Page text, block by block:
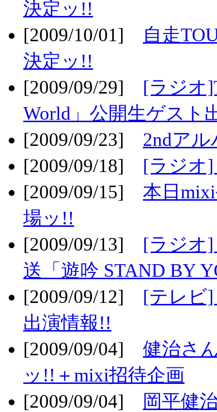
決定ッ!!
[2009/10/01]
自走
決定ッ!!
[2009/09/29] [ラジオ
World」公開生ゲスト
[2009/09/23] 2ndア
[2009/09/18] [ラジオ
[2009/09/15] 本日
場ッ!!
[2009/09/13] [ラジオ]
送「遊吟 STAND BY
[2009/09/12] [テレビ]
出演情報!!
[2009/09/04] 健治さ
ッ!!＋mixi招待企画
[2009/09/04]
岡平健